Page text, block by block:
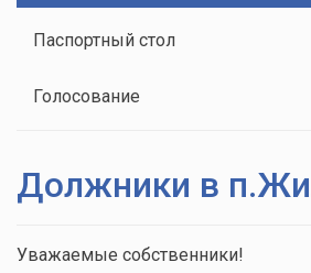
Паспортный стол
Голосование
Должники в
Уважаемые собственники!